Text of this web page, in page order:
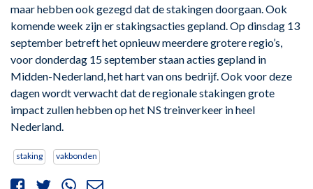
maar hebben ook gezegd dat de stakingen doorgaan. Ook
komende week zijn er stakingsacties gepland. Op dinsdag 13
september betreft het opnieuw meerdere grotere regio’s,
voor donderdag 15 september staan acties gepland in
Midden-Nederland, het hart van ons bedrijf. Ook voor deze
dagen wordt verwacht dat de regionale stakingen grote
impact zullen hebben op het NS treinverkeer in heel
Nederland.
staking vakbonden